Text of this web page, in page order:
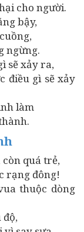
cho người.
bậy,
ngừng.
sẽ xảy ra,
gì sẽ xảy
làm
quá trẻ,
đông!
thuộc dòng